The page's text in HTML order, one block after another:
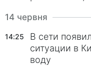
14 червня
14:25
В сети
ситуации в
воду